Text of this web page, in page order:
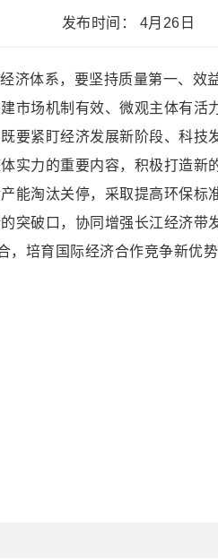
发布时间： 4月26日
济体系，要坚持质量第一、效
市场机制有效、微观主体有
要紧盯经济发展新阶段、科
实力的重要内容，积极打造
能淘汰关停，采取提高环保
突破口，协同增强长江经济
，培育国际经济合作竞争新优势